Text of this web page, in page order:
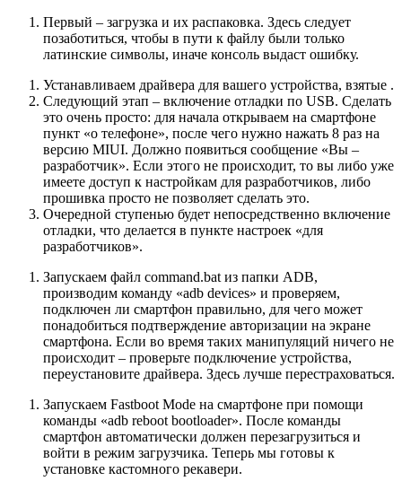
Первый – загрузка и их распаковка. Здесь следует
позаботиться, чтобы в пути к файлу были только
латинские символы, иначе консоль выдаст ошибку.
Устанавливаем драйвера для вашего устройства, взятые .
Следующий этап – включение отладки по USB. Сделать
это очень просто: для начала открываем на смартфоне
пункт «о телефоне», после чего нужно нажать 8 раз на
версию MIUI. Должно появиться сообщение «Вы –
разработчик». Если этого не происходит, то вы либо уже
имеете доступ к настройкам для разработчиков, либо
прошивка просто не позволяет сделать это.
Очередной ступенью будет непосредственно включение
отладки, что делается в пункте настроек «для
разработчиков».
Запускаем файл command.bat из папки ADB,
производим команду «adb devices» и проверяем,
подключен ли смартфон правильно, для чего может
понадобиться подтверждение авторизации на экране
смартфона. Если во время таких манипуляций ничего не
происходит – проверьте подключение устройства,
переустановите драйвера. Здесь лучше перестраховаться.
Запускаем Fastboot Mode на смартфоне при помощи
команды «adb reboot bootloader». После команды
смартфон автоматически должен перезагрузиться и
войти в режим загрузчика. Теперь мы готовы к
установке кастомного рекавери.